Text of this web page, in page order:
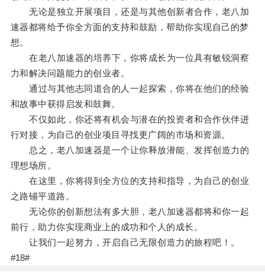
无论是独立开展项目，还是与其他创新者合作，老八加
速器都将给予你全方面的支持和鼓励，帮助你实现自己的梦
想。
在老八加速器的培养下，你将成长为一位具有敏锐洞察
力和解决问题能力的创业者。
通过与其他志同道合的人一起探索，你将在他们的经验
和故事中获得启发和鼓舞。
不仅如此，你还将有机会与潜在的投资者和合作伙伴进
行对接，为自己的创业项目寻找更广阔的市场和资源。
总之，老八加速器是一个让你释放潜能、发挥创造力的
理想场所。
在这里，你将得到全方位的支持和指导，为自己的创业
之路铺平道路。
无论你的创新想法有多大胆，老八加速器都将和你一起
前行，助力你实现商业上的成功和个人的成长。
让我们一起努力，开启自己无限创造力的旅程吧！。
#18#